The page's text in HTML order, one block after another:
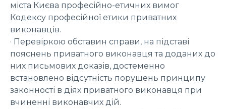
міста Києва професійно-етичних вимог
Кодексу професійної етики приватних
виконавців.
· Перевіркою обставин справи, на підставі
пояснень приватного виконавця та доданих до
них письмових доказів, достеменно
встановлено відсутність порушень принципу
законності в діях приватного виконавця при
вчиненні виконавчих дій.